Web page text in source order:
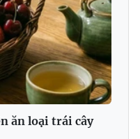
ăn loại trái cây